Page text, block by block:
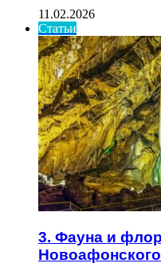
11.02.2026
Статьи
3. Фауна и